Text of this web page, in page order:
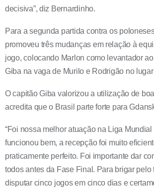
decisiva”, diz Bernardinho.
Para a segunda partida contra os
promoveu três mudanças em relação à
jogo, colocando Marlon como levantador
Giba na vaga de Murilo e Rodrigão no
O capitão Giba valorizou a utilização de
acredita que o Brasil parte forte para
“Foi nossa melhor atuação na Liga
funcionou bem, a recepção foi muito
praticamente perfeito. Foi importante dar
todos antes da Fase Final. Para brigar pelo
disputar cinco jogos em cinco dias e